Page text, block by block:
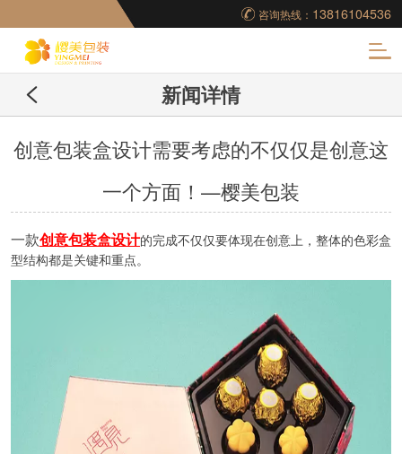
咨询热线： 13816104536
妆品包装盒工厂,高档
包装盒定制,创意包装
新闻详情
创意包装盒设计需要考虑的不仅仅是创意这
一个方面！—樱美包装
一款创意包装盒设计的完成不仅仅要体现在创意上，整体的色彩盒
型结构都是关键和重点。